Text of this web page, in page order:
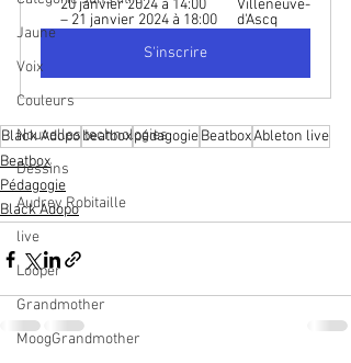
Jaune
Voix
Couleurs
Nouvelles technologies
Dessins
Audrey Robitaille
live
Looper
Grandmother
MoogGrandmother
20 janvier 2024 à 14:00
– 21 janvier 2024 à 18:00
Villeneuve-
d'Ascq
S'inscrire
Black AdopobeatboxpédagogieBeatboxAbleton live
Beatbox
Pédagogie
Black Adopo